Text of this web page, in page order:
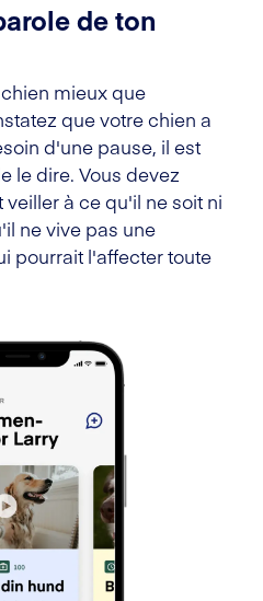
de ton
mieux que
que votre chien a
d'une pause, il est
le dire. Vous devez
à ce qu'il ne soit ni
ne vive pas une
pourrait l'affecter toute